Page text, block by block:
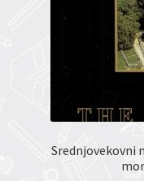
Srednjovekovni